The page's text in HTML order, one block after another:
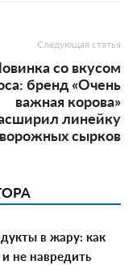
Следующая статья
со вкусом
бренд «Очень
важная корова»
линейку
сырков
в жару: как
не навредить